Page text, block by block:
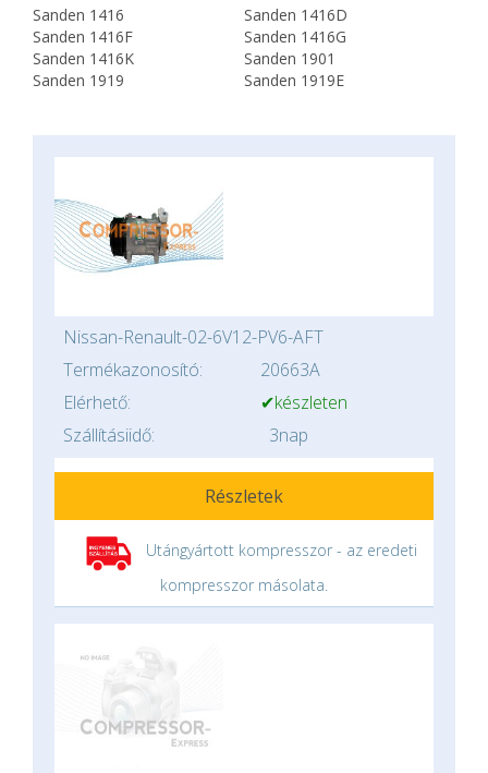
Sanden 1416
Sanden 1416D
Sanden 1416F
Sanden 1416G
Sanden 1416K
Sanden 1901
Sanden 1919
Sanden 1919E
Nissan-Renault-02-6V12-PV6-AFT
Termékazonosító:
20663A
Elérhető:
✔készleten
Szállításiidő:
3nap
Részletek
Utángyártott kompresszor - az eredeti
kompresszor másolata.